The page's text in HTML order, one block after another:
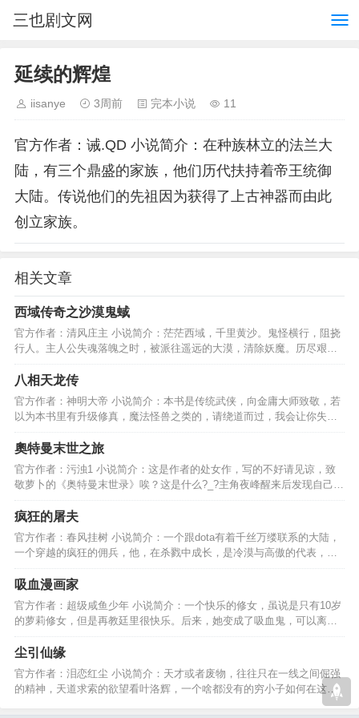
三也剧文网
延续的辉煌
iisanye 3周前 完本小说 11
官方作者：诫.QD 小说简介：在种族林立的法兰大
陆，有三个鼎盛的家族，他们历代扶持着帝王统御
大陆。传说他们的先祖因为获得了上古神器而由此
创立家族。
相关文章
西域传奇之沙漠鬼蜮
官方作者：清风庄主 小说简介：茫茫西域，千里黄沙。鬼怪横行，阻挠
行人。主人公失魂落魄之时，被派往遥远的大漠，清除妖魔。历尽艰险
困苦，最终完成使命。…
八相天龙传
官方作者：神明大帝 小说简介：本书是传统武侠，向金庸大师致敬，若
以为本书里有升级修真，魔法怪兽之类的，请绕道而过，我会让你失
望，那样的小说我不会！…
奧特曼末世之旅
官方作者：污浊1 小说简介：这是作者的处女作，写的不好请见谅，致
敬萝卜的《奥特曼末世录》唉？这是什么?_?主角夜峰醒来后发现自己身
边出现了一个勋章。。。…
疯狂的屠夫
官方作者：春风挂树 小说简介：一个跟dota有着千丝万缕联系的大陆，
一个穿越的疯狂的佣兵，他，在杀戮中成长，是冷漠与高傲的代表，是
一个嗜血的疯狂的屠夫。…
吸血漫画家
官方作者：超级咸鱼少年 小说简介：一个快乐的修女，虽说是只有10岁
的萝莉修女，但是再教廷里很快乐。后来，她变成了吸血鬼，可以离开
教堂去别的地方喽！！…
尘引仙缘
官方作者：泪恋红尘 小说简介：天才或者废物，往往只在一线之间倔强
的精神，天道求索的欲望看叶洛辉，一个啥都没有的穷小子如何在这茫